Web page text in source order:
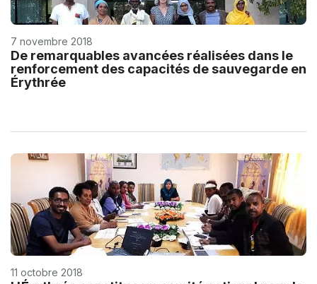
7 novembre 2018
De remarquables avancées réalisées dans le
renforcement des capacités de sauvegarde en
Érythrée
11 octobre 2018